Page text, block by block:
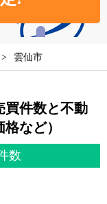
雲仙市
買件数と不動
など）
数